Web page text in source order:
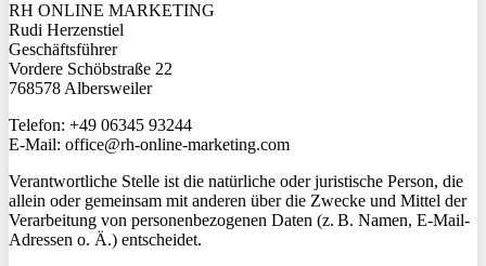
RH ONLINE MARKETING
Rudi Herzenstiel
Geschäftsführer
Vordere Schöbstraße 22
768578 Albersweiler
Telefon: +49 06345 93244
E-Mail: office@rh-online-marketing.com
Verantwortliche Stelle ist die natürliche oder juristische Person, die
allein oder gemeinsam mit anderen über die Zwecke und Mittel der
Verarbeitung von personenbezogenen Daten (z. B. Namen, E-Mail-
Adressen o. Ä.) entscheidet.